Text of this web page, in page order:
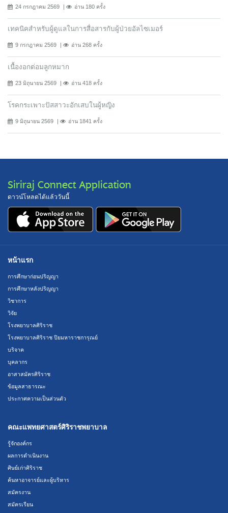
24 กรกฎาคม 2569 อ่าน 180 ครั้ง
เทคนิคสำหรับผู้ดูแลในการสื่อสารกับผู้ป่วยอัลไซเมอร์
9 กรกฎาคม 2569 อ่าน 268 ครั้ง
เนื้องอกต่อมลูกหมาก
23 มิถุนายน 2569 อ่าน 418 ครั้ง
โรคกระเพาะปัสสาวะอักเสบในผู้หญิง
9 มิถุนายน 2569 อ่าน 1841 ครั้ง
Siriraj Connect Application
ดาวน์โหลดได้แล้ววันนี้
หน้าแรก
การศึกษาก่อนปริญญา
การศึกษาหลังปริญญา
วิชาการ
วิจัย
โรงพยาบาลศิริราช
โรงพยาบาลศิริราช ปิยมหาราชการุณย์
บริจาค
บุคลากร
อาสาสมัครศิริราช
ข้อมูลสาธารณะ
ประกาศความเป็นส่วนตัว
คณะแพทยศาสตร์ศิริราชพยาบาล
รู้จักองค์กร
ผลการดำเนินงาน
ศิษย์เก่าศิริราช
ค้นหาอาจารย์และผู้บริหาร
สมัครงาน
สมัครเรียน